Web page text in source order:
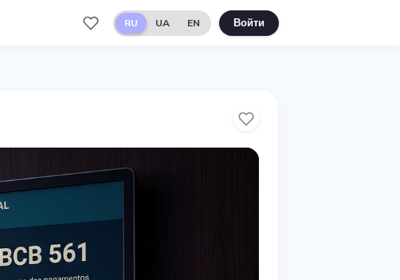
RU UA EN Войти